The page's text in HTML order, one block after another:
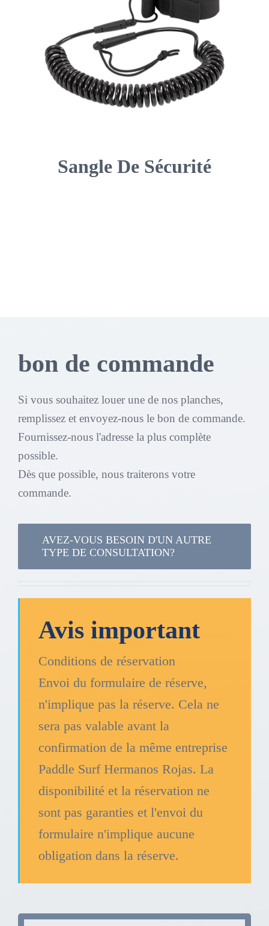
Sangle De Sécurité
bon de commande
Si vous souhaitez louer une de nos planches,
remplissez et envoyez-nous le bon de commande.
Fournissez-nous l'adresse la plus complète
possible.
Dès que possible, nous traiterons votre
commande.
AVEZ-VOUS BESOIN D'UN AUTRE
TYPE DE CONSULTATION?
Avis important
Conditions de réservation
Envoi du formulaire de réserve,
n'implique pas la réserve. Cela ne
sera pas valable avant la
confirmation de la même entreprise
Paddle Surf Hermanos Rojas. La
disponibilité et la réservation ne
sont pas garanties et l'envoi du
formulaire n'implique aucune
obligation dans la réserve.